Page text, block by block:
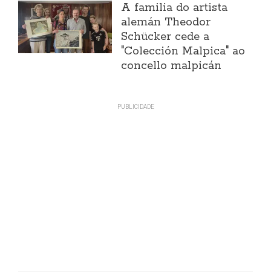
A familia do artista
alemán Theodor
Schücker cede a
"Colección Malpica" ao
concello malpicán